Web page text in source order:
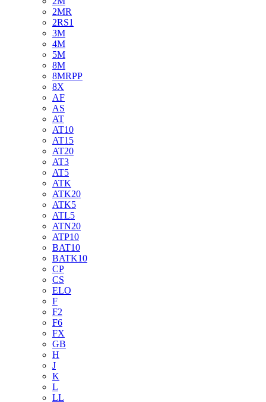
2MR
2RS1
3M
4M
5M
8M
8MRPP
8X
AF
AS
AT
AT10
AT15
AT20
AT3
AT5
ATK
ATK20
ATK5
ATL5
ATN20
ATP10
BAT10
BATK10
CP
CS
ELO
F
F2
F6
FX
GB
H
J
K
L
LL